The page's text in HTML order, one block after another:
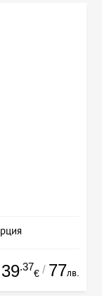
39.37
€ / 77лв.